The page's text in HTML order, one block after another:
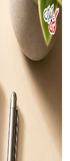
باید در کنار